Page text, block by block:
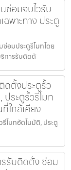
ซ่อมจบไวรับ
พาะทาง ประตู
ซ่อมประตูรีโมทโดย
การรับติดตั
ดตั้งประตูรั้ว
ประตูรั้วรีโมท
ใกล้เคียง
โมทอัตโนมัติ, ประตู
รับติดตั้ง ซ่อม